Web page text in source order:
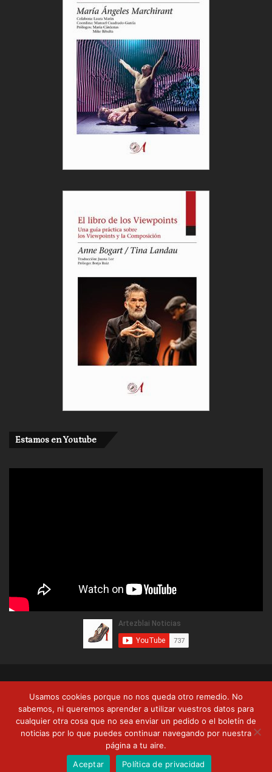
Estamos en Youtube
Política de privacidad
Términos y condiciones
Formas de pago
Envíos y devoluciones
RSS Facebook
TwitterYouTube
Usamos cookies porque no nos queda otro remedio. No
sabemos, ni queremos aprender a utilizar vuestros datos para
cualquier otra cosa que no sea enviar un pedido o el boletín de
noticias por lo que puedes continuar navegando por nuestra
página a tu aire.
Aceptar
Política de privacidad